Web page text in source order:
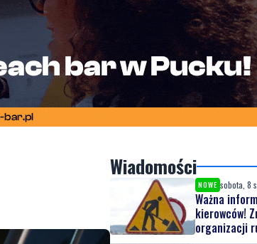
Wiadomości
NOWE sobota, 8
Ważna
kierowców!
organizacji